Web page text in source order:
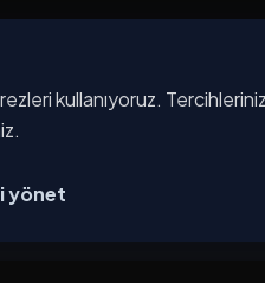
kullanıyoruz.
yönet